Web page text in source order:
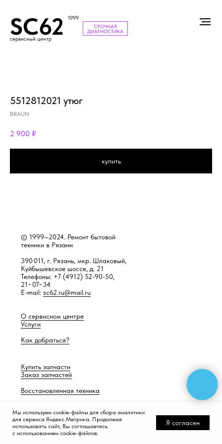
SC62 1999
сервисный центр
СРОЧНАЯ
ДИАГНОСТИКА
5512812021 утюг
BRAUN
2 900 ₽
купить
Разработка сайта —Работает само
© 1999—2024. Ремонт бытовой
техники в Рязани
390 011, г. Рязань, мкр. Шлаковый,
Куйбышевское шоссе, д. 21
Телефоны: +7 (4912) 52-90-50,
21−07−34
E-mail: sc62.ru@mail.ru
О сервисном центре
Услуги
Как добраться?
Купить запчасти
Заказ запчастей
Восстановленная техника
Мы используем cookie-файлы для сбора аналитики
для сервиса Яндекс.Метрика. Продолжая
использовать сайт, Вы соглашаетесь
с использованием cookie-файлов.
Я согласен